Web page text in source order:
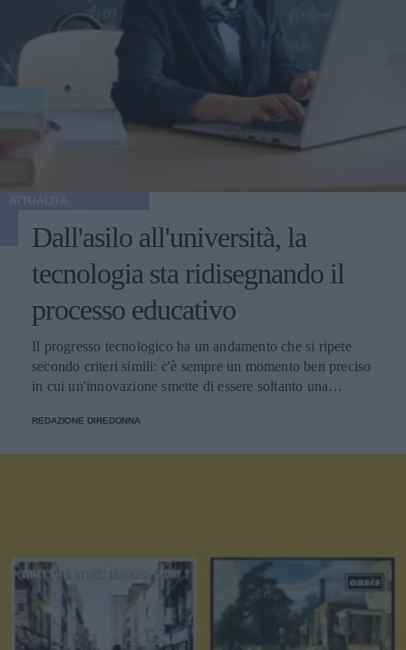
Dall'asilo all'università, la
tecnologia sta ridisegnando il
processo educativo
Il progresso tecnologico ha un andamento che si ripete
secondo criteri simili: c'è sempre un momento ben preciso
in cui un'innovazione smette di essere soltanto una
REDAZIONE DIREDONNA